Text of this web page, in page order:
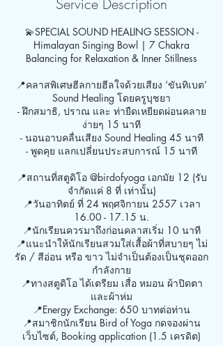
Service Description
💫SPECIAL SOUND HEALING SESSION -
Himalayan Singing Bowl | 7 Chakra
Balancing for Relaxation & Inner Stillness
📍คลาสพิเศษฮีลกายฮีลใจด้วยเสียง ‘ขันทิเบต’
Sound Healing โดยครูบุชยา
- ฝึกสมาธิ, ปราณ และ ท่ายืดเหยียดผ่อนคลาย
ง่ายๆ 15 นาที
- นอนอาบคลื่นเสียง Sound Healing 45 นาที
- พูดคุย แลกเปลี่ยนประสบการณ์ 15 นาที
📍สถานที่สตูดิโอ @birdofyoga เอกมัย 12 (รับ
จำกัดแค่ 8 ที่ เท่านั้น)
📍วันอาทิตย์ ที่ 24 พฤศจิกายน 2557 เวลา
16.00 - 17.15 น.
📍นักเรียนควรมาถึงก่อนคลาสเริ่ม 10 นาที
📍แนะนำให้นักเรียนสวมใส่เสื้อผ้าที่สบายๆ ไม่
รัด / สีอ่อน หรือ ขาว ไม่จำเป็นต้องเป็นชุดออก
กำลังกาย
📍ทางสตูดิโอ ได้เตรียม เสื่อ หมอน ผ้าปิดตา
และผ้าห่ม
📍Energy Exchange: 650 บาทต่อท่าน
📍สมาชิกนักเรียน Bird of Yoga กดจองผ่าน
เว็บไซต์, Booking application (1.5 เครดิต)